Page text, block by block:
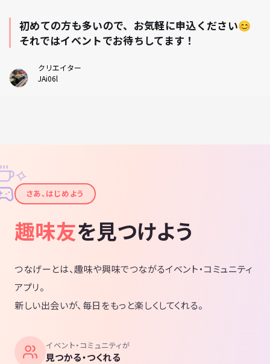
初めての方も多いので、お気軽に申込ください😊
それではイベントでお待ちしてます！
クリエイター
JAi06l
✦
✧
さあ、はじめよう
趣味友を見つけよう
つなげーとは、趣味や興味でつながるイベント・コミュニティ
アプリ。
新しい出会いが、毎日をもっと楽しくしてくれる。
イベント・コミュニティが
見つかる・つくれる